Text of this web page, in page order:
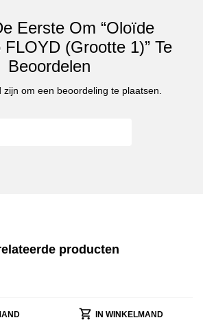
Eerste Om “Oloïde
FLOYD (Grootte 1)” Te
Beoordelen
zijn om een beoordeling te plaatsen.
producten
IN WINKELMAND